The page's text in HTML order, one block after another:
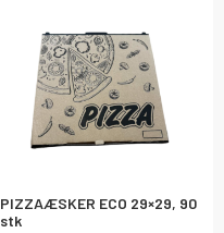
PIZZAÆSKER ECO 29×29, 90
stk